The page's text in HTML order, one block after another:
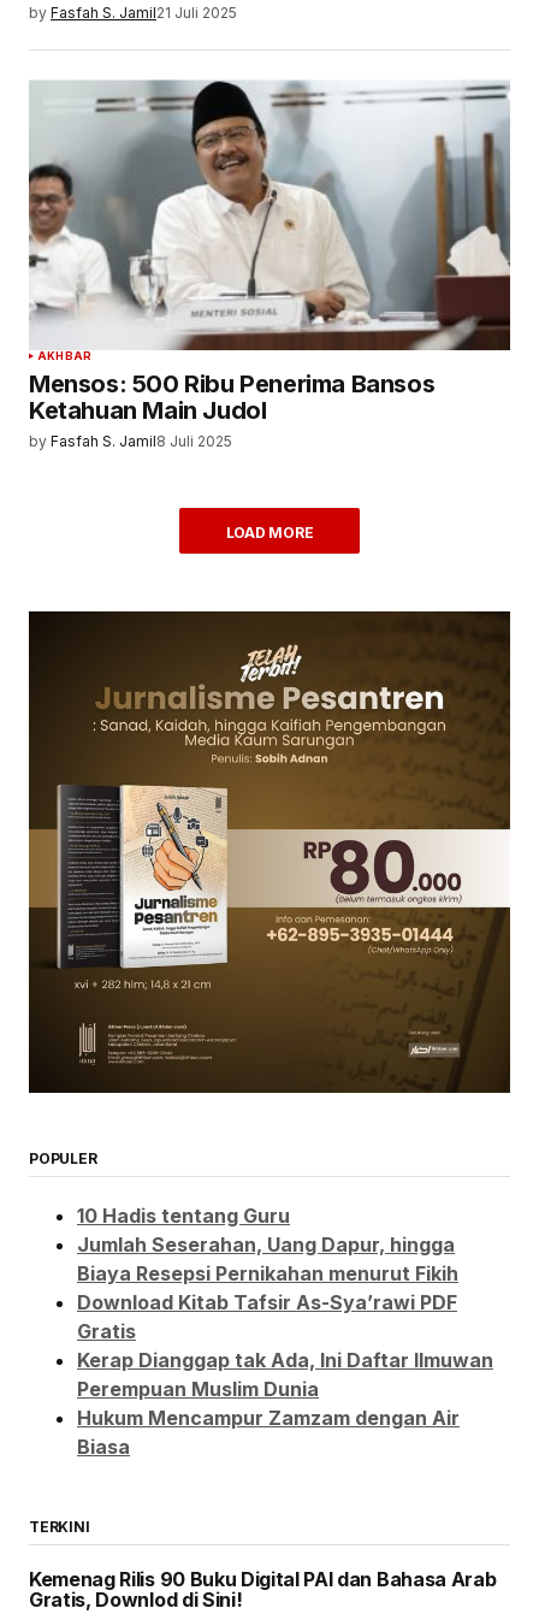
by Fasfah S. Jamil21 Juli 2025
AKHBAR
Mensos: 500 Ribu Penerima Bansos
Ketahuan Main Judol
by Fasfah S. Jamil8 Juli 2025
LOAD MORE
POPULER
10 Hadis tentang Guru
Jumlah Seserahan, Uang Dapur, hingga
Biaya Resepsi Pernikahan menurut Fikih
Download Kitab Tafsir As-Sya’rawi PDF
Gratis
Kerap Dianggap tak Ada, Ini Daftar Ilmuwan
Perempuan Muslim Dunia
Hukum Mencampur Zamzam dengan Air
Biasa
TERKINI
Kemenag Rilis 90 Buku Digital PAI dan Bahasa Arab
Gratis, Downlod di Sini!